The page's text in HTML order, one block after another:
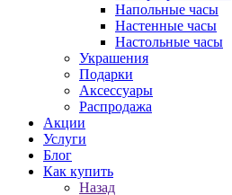
Напольные часы
Настенные часы
Настольные часы
Украшения
Подарки
Аксессуары
Распродажа
Акции
Услуги
Блог
Как купить
Назад